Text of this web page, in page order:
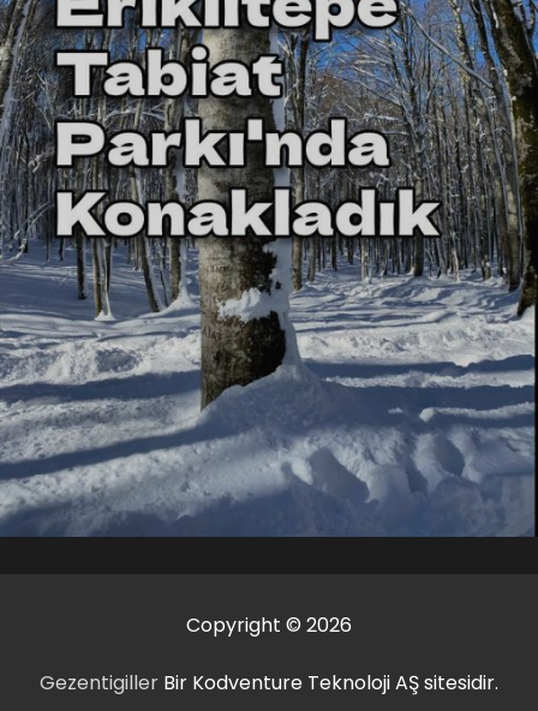
Copyright © 2026
Gezentigiller Bir Kodventure Teknoloji AŞ sitesidir.